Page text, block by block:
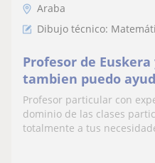
Araba
Dibujo técnico:
Profesor de
tambien puedo
fisica
Profesor particular con
dominio de las clases
totalmente a tus